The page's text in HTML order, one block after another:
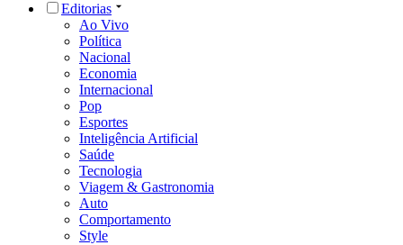
Editorias
Ao Vivo
Política
Nacional
Economia
Internacional
Pop
Esportes
Inteligência Artificial
Saúde
Tecnologia
Viagem & Gastronomia
Auto
Comportamento
Style